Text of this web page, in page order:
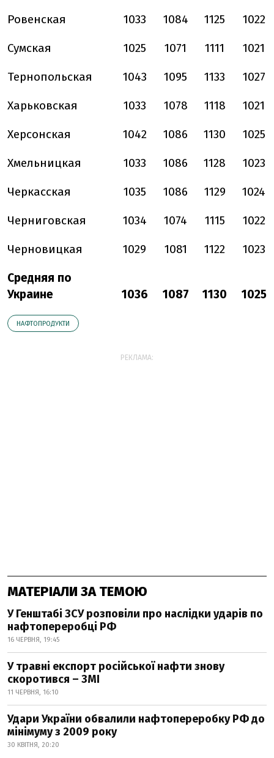
Ровенская 1033 1084 1125 1022
Сумская 1025 1071 1111 1021
Тернопольская 1043 1095 1133 1027
Харьковская 1033 1078 1118 1021
Херсонская 1042 1086 1130 1025
Хмельницкая 1033 1086 1128 1023
Черкасская 1035 1086 1129 1024
Черниговская 1034 1074 1115 1022
Черновицкая 1029 1081 1122 1023
Средняя по
Украине
1036 1087 1130 1025
НАФТОПРОДУКТИ
РЕКЛАМА:
МАТЕРІАЛИ ЗА ТЕМОЮ
У Генштабі ЗСУ розповіли про наслідки ударів по
нафтопереробці РФ
16 ЧЕРВНЯ, 19:45
У травні експорт російської нафти знову
скоротився – ЗМІ
11 ЧЕРВНЯ, 16:10
Удари України обвалили нафтопереробку РФ до
мінімуму з 2009 року
30 КВІТНЯ, 20:20